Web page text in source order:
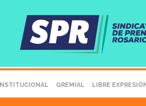
INSTITUCIONAL GREMIAL LIBRE EXPRESIÓN